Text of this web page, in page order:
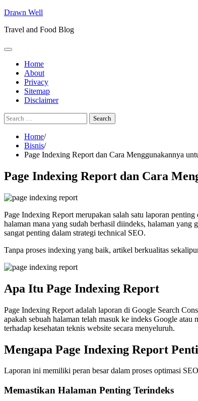
Skip
content
Drawn Well
Travel and Food Blog
Home
About
Privacy
Sitemap
Disclaimer
Search
for:
Home
Bisnis
Page Indexing Report dan Cara Menggunakannya
Page Indexing Report dan Cara
Page Indexing Report merupakan salah satu laporan
halaman mana yang sudah berhasil diindeks, halaman
sangat penting dalam strategi technical SEO.
Tanpa proses indexing yang baik, artikel berkualitas
Apa Itu Page Indexing Report
Page Indexing Report adalah laporan di Google Search
apakah sebuah halaman telah masuk ke indeks Google
terhadap kesehatan teknis website secara menyeluruh.
Mengapa Page Indexing Report
Laporan ini memiliki peran besar dalam proses optimasi
Memastikan Halaman Penting Terindeks